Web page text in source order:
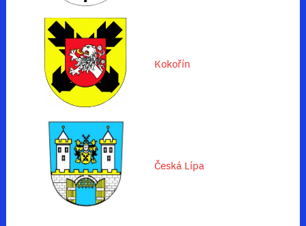
Kokořín
Česká Lípa